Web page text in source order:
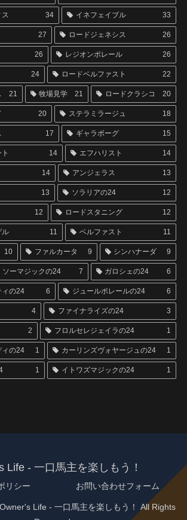
34 イネフェイブル 33
27 ロードジェネシス 26
26 レジオンポレール 26
24 ロードベルファスト 22
21 牧場見学 21 ロードクラシコ 20
20 ステラミラージュ 18
17 ギャラボーグ 15
14 エフハリスト 14
14 アンジェラス 13
13 ソラリアの24 12
12 ロードスタニング 12
ル 11 ベルファスト 11
10 ファルカータ 9 シンハナーダ 9
ソーマジックの24 7 ガロシェの24 6
ィの24 6 ジュールポレールの24 6
4 ファイナライズの24 3
2 フロルセレジェイラの24 1
ィの24 1 カーリンズヴォヤージュの24 1
1 イトワズマジックの24 1
Life - 一口馬主を楽しもう！
リシー お問い合わせフォーム
Life - 一口馬主を楽しもう！ All Rights